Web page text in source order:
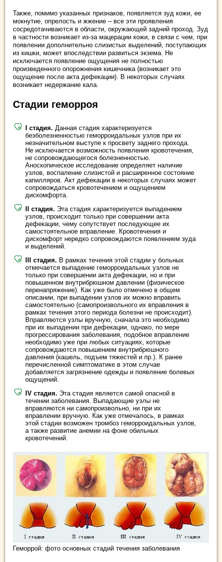
Также, помимо указанных признаков, появляется зуд кожи, ее
мокнутие, опрелость и жжение – все эти проявления
сосредотачиваются в области, окружающей задний проход. Зуд
в частности возникает из-за мацерации кожи, в связи с чем, при
появлении дополнительно слизистых выделений, поступающих
из кишки, может впоследствии развиться экзема. Не
исключается появление ощущения не полностью
произведенного опорожнения кишечника (возникает это
ощущение после акта дефекации). В некоторых случаях
возникает недержание кала.
Стадии геморроя
I стадия. Данная стадия характеризуется
безболезненностью геморроидальных узлов при их
незначительном выступе к просвету заднего прохода.
Не исключается возможность появления кровотечения,
не сопровождающегося болезненностью.
Аноскопическое исследование определяет наличие
узлов, воспаление слизистой и расширенное состояние
капилляров. Акт дефекации в некоторых случаях может
сопровождаться кровотечением и ощущением
дискомфорта.
II стадия. Эта стадия характеризуется выпадением
узлов, происходит только при совершении акта
дефекации, чему сопутствует последующее их
самостоятельное вправление. Кровотечения и
дискомфорт нередко сопровождаются появлением зуда
и выделений.
III стадия. В рамках течения этой стадии у больных
отмечается выпадение геморроидальных узлов не
только при совершении акта дефекации, но и при
повышенном внутрибрюшном давлении (физическое
перенапряжение). Как уже было отмечено в общем
описании, при выпадении узлов их можно вправить
самостоятельно (самопроизвольного их вправления в
рамках течения этого периода болезни не происходит).
Вправляются узлы вручную, сначала это необходимо
при их выпадении при дефекации, однако, по мере
прогрессирования заболевания, подобное вправление
необходимо уже при любых ситуациях, которые
сопровождаются повышением внутрибрюшного
давления (кашель, подъем тяжестей и пр.). К ранее
перечисленной симптоматике в этом случае
добавляется загрязнение одежды и появление болевых
ощущений.
IV стадия. Эта стадия является самой опасной в
течении заболевания. Выпадающие узлы не
вправляются ни самопроизвольно, ни при их
вправлении вручную. Как уже отмечалось, в рамках
этой стадии возможен тромбоз геморроидальных узлов,
а также развитие анемии на фоне обильных
кровотечений.
Геморрой: фото основных стадий течения заболевания